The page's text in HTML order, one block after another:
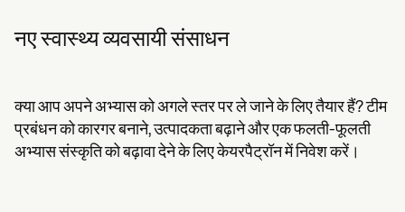
नए स्वास्थ्य व्यवसायी संसाधन
क्या आप अपने अभ्यास को अगले स्तर पर ले जाने के लिए तैयार हैं? टीम
प्रबंधन को कारगर बनाने, उत्पादकता बढ़ाने और एक फलती-फूलती
अभ्यास संस्कृति को बढ़ावा देने के लिए केयरपैट्रॉन में निवेश करें।